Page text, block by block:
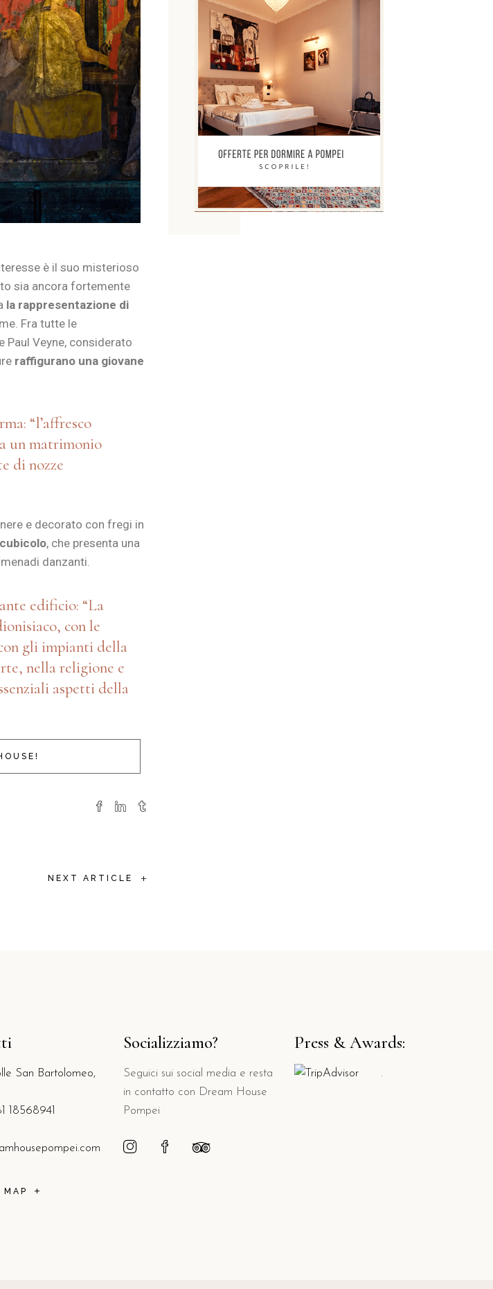
è il suo misterioso
sia ancora fortemente
la rappresentazione di
Fra tutte le
Paul Veyne, considerato
raffigurano una giovane
“l’affresco
un matrimonio
di nozze
e decorato con fregi in
cubicolo, che presenta una
danzanti.
edificio: “La
con le
gli impianti della
nella religione e
aspetti della
NEXT ARTICLE +
San Bartolomeo,
18568941
MAP
Socializziamo?
Seguici sui social media e resta
in contatto con Dream House
Pompei
Press & Awards:
.